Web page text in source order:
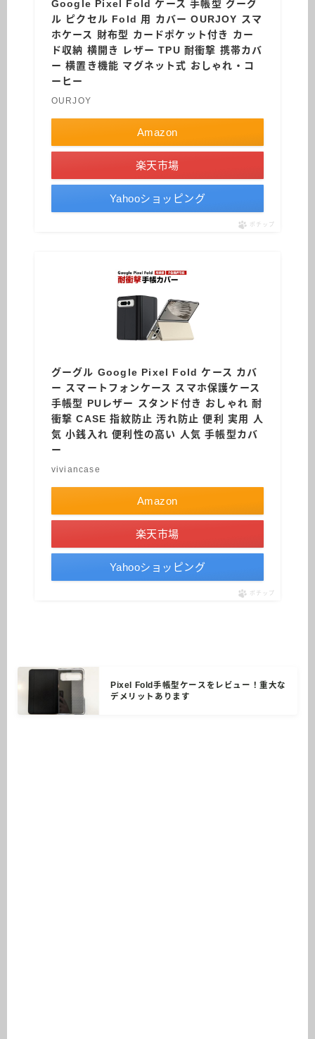
Google Pixel Fold ケース 手帳型 グーグ
ル ピクセル Fold 用 カバー OURJOY スマ
ホケース 財布型 カードポケット付き カー
ド収納 横開き レザー TPU 耐衝撃 携帯カバ
ー 横置き機能 マグネット式 おしゃれ・コ
ーヒー
OURJOY
Amazon
楽天市場
Yahooショッピング
ポチップ
グーグル Google Pixel Fold ケース カバ
ー スマートフォンケース スマホ保護ケース
手帳型 PUレザー スタンド付き おしゃれ 耐
衝撃 CASE 指紋防止 汚れ防止 便利 実用 人
気 小銭入れ 便利性の高い 人気 手帳型カバ
ー
viviancase
Amazon
楽天市場
Yahooショッピング
ポチップ
Pixel Fold手帳型ケースをレビュー！重大な
デメリットあります